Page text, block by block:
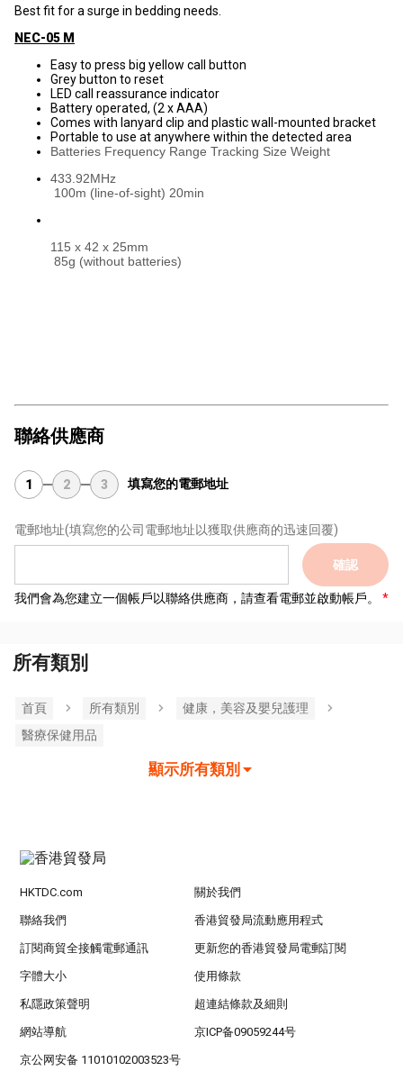
Best fit for a surge in bedding needs.
NEC-05 M
Easy to press big yellow call button
Grey button to reset
LED call reassurance indicator
Battery operated, (2 x AAA)
Comes with lanyard clip and plastic wall-mounted bracket
Portable to use at anywhere within the detected area
Batteries Frequency Range Tracking Size Weight
433.92MHz
100m (line-of-sight) 20min
115 x 42 x 25mm
85g (without batteries)
聯絡供應商
1 2 3 填寫您的電郵地址
電郵地址(填寫您的公司電郵地址以獲取供應商的迅速回覆)
確認
我們會為您建立一個帳戶以聯絡供應商，請查看電郵並啟動帳戶。
所有類別
首頁 所有類別
健康，美容及嬰兒護理
醫療保健用品
顯示所有類別
HKTDC.com 關於我們
聯絡我們 香港貿發局流動應用程式
訂閱商貿全接觸電郵通訊 更新您的香港貿發局電郵訂閱
字體大小 使用條款
私隱政策聲明 超連結條款及細則
網站導航 京ICP备09059244号
京公网安备 11010102003523号